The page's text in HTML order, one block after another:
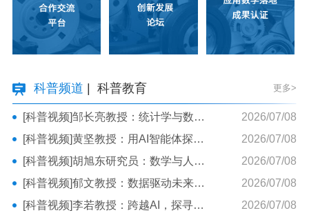
科普频道 更多>
| 科普教育
[科普视频]邹长亮教授：统计学与数据科学：开启数智时代之旅
2026/07/08
[科普视频]黄坚教授：用AI智能体探索数据世界
2026/07/08
[科普视频]胡旭东研究员：数学与人工智能-从开普勒说起
2026/07/08
[科普视频]郁文教授：数据驱动未来——统计世界初探
2026/07/08
[科普视频]李若教授：跨越AI，探寻数学教育的使命
2026/07/08